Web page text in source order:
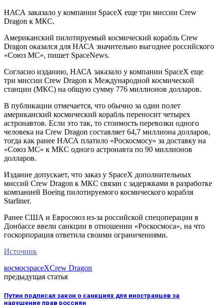
НАСА заказало у компании SpaceX еще три миссии Crew
Dragon к МКС.
Американский пилотируемый космический корабль Crew
Dragon оказался для НАСА значительно выгоднее российского
«Союз МС», пишет SpaceNews.
Согласно изданию, НАСА заказало у компании SpaceX еще
три миссии Crew Dragon к Международной космической
станции (МКС) на общую сумму 776 миллионов долларов.
В публикации отмечается, что обычно за один полет
американский космический корабль переносит четырех
астронавтов. Если это так, то стоимость перевозки одного
человека на Crew Dragon составляет 64,7 миллиона долларов,
тогда как ранее НАСА платило «Роскосмосу» за доставку на
«Союз МС» к МКС одного астронавта по 90 миллионов
долларов.
Издание допускает, что заказ у SpaceX дополнительных
миссий Crew Dragon к МКС связан с задержками в разработке
компанией Boeing пилотируемого космического корабля
Starliner.
Ранее США и Евросоюз из-за российской спецоперации в
Донбассе ввели санкции в отношении «Роскосмоса», на что
госкорпорация ответила своими ограничениями.
Источник
космосspaceXCrew Dragon
предыдущая статья
Путин подписал закон о санкциях для иностранцев за
нарушение прав россиян